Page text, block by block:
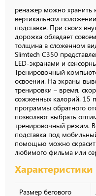
ренажер можно хранить
вертикальном
подставке. При своих
дорожка обладает
толщина в сложенном
Slimtech C350
LED-экранами и
Тренировочный
освоении. На экраны
тренировки – время,
сожженных калорий. 15
программы обратного
позволяют выбрать
тренировочный режим. В
подставка под
помощью можно
любимого фильма или
Характеристики
Размер бегового